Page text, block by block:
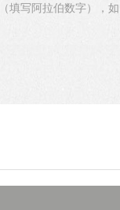
填写阿拉伯数字），